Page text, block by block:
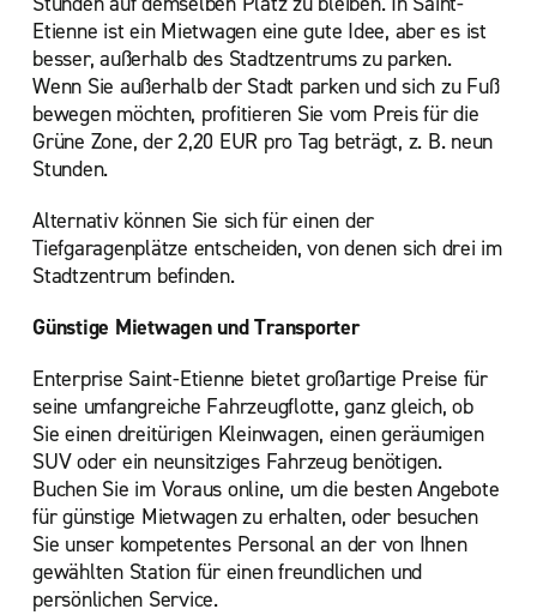
Etienne ist ein Mietwagen eine gute Idee, aber es ist
besser, außerhalb des Stadtzentrums zu parken.
Wenn Sie außerhalb der Stadt parken und sich zu Fuß
bewegen möchten, profitieren Sie vom Preis für die
Grüne Zone, der 2,20 EUR pro Tag beträgt, z. B. neun
Stunden.
Alternativ können Sie sich für einen der
Tiefgaragenplätze entscheiden, von denen sich drei im
Stadtzentrum befinden.
Günstige Mietwagen und Transporter
Enterprise Saint-Etienne bietet großartige Preise für
seine umfangreiche Fahrzeugflotte, ganz gleich, ob
Sie einen dreitürigen Kleinwagen, einen geräumigen
SUV oder ein neunsitziges Fahrzeug benötigen.
Buchen Sie im Voraus online, um die besten Angebote
für günstige Mietwagen zu erhalten, oder besuchen
Sie unser kompetentes Personal an der von Ihnen
gewählten Station für einen freundlichen und
persönlichen Service.